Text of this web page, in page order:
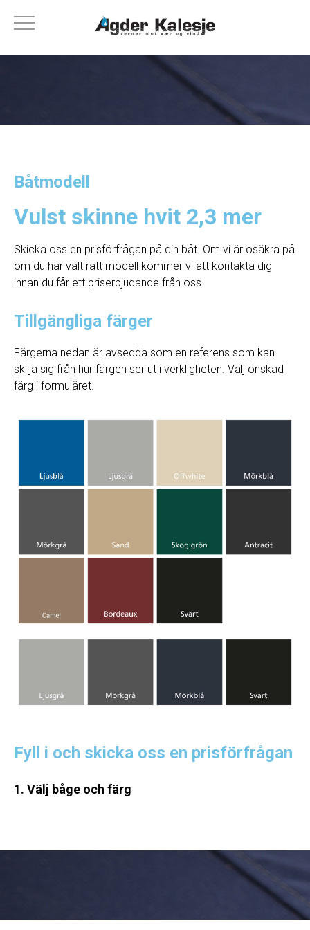
Båtmodell
Vulst skinne hvit 2,3 mer
Skicka oss en prisförfrågan på din båt. Om vi ​​är osäkra på
om du har valt rätt modell kommer vi att kontakta dig
innan du får ett priserbjudande från oss.
Tillgängliga färger
Färgerna nedan är avsedda som en referens som kan
skilja sig från hur färgen ser ut i verkligheten. Välj önskad
färg i formuläret.
Fyll i och skicka oss en prisförfrågan
1. Välj båge och färg